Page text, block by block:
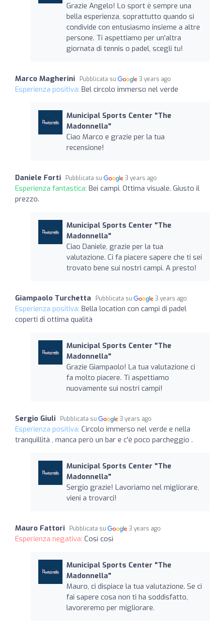
Grazie Angelo! Lo sport è sempre una
bella esperienza, soprattutto quando si
condivide con entusiasmo insieme a altre
persone. Ti aspettiamo per un'altra
giornata di tennis o padel, scegli tu!
Marco Magherini Pubblicata su 3 years ago
Esperienza positiva: Bel circolo immerso nel verde
Municipal Sports Center "The
Madonnella"
Ciao Marco e grazie per la tua
recensione!
Daniele Forti Pubblicata su 3 years ago
Esperienza fantastica: Bei campi. Ottima visuale. Giusto il
prezzo.
Municipal Sports Center "The
Madonnella"
Ciao Daniele, grazie per la tua
valutazione. Ci fa piacere sapere che ti sei
trovato bene sui nostri campi. A presto!
Giampaolo Turchetta Pubblicata su 3 years ago
Esperienza positiva: Bella location con campi di padel
coperti di ottima qualità
Municipal Sports Center "The
Madonnella"
Grazie Giampaolo! La tua valutazione ci
fa molto piacere. Ti aspettiamo
nuovamente sui nostri campi!
Sergio Giuli Pubblicata su 3 years ago
Esperienza positiva: Circolo immerso nel verde e nella
tranquillità , manca però un bar e c'è poco parcheggio .
Municipal Sports Center "The
Madonnella"
Sergio grazie! Lavoriamo nel migliorare,
vieni a trovarci!
Mauro Fattori Pubblicata su 3 years ago
Esperienza negativa: Così così
Municipal Sports Center "The
Madonnella"
Mauro, ci dispiace la tua valutazione. Se ci
fai sapere cosa non ti ha soddisfatto,
lavoreremo per migliorare.